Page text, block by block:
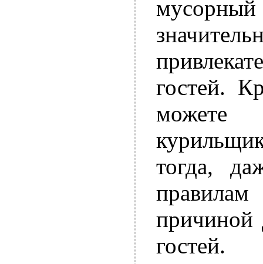
гостей.
можете
тогда,
причиной
гостей.